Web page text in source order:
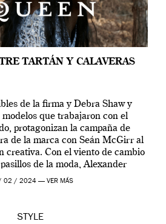
TARTÁN Y CALAVERAS
de la firma y Debra Shaw y
que trabajaron con el
protagonizan la campaña de
de la marca con Seán McGirr al
creativa. Con el viento de cambio
de la moda, Alexander
se prepara para una […]
02 / 2024 — VER MÁS
STYLE